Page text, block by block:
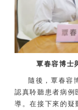
覃春容博士
隨後，覃春容
認真聆聽患者病例
導。在接下來的疑